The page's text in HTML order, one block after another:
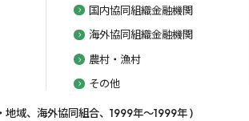
国内協同組織金融機関
海外協同組織金融機関
農村・漁村
その他
地域、海外協同組合、1999年～1999年 )